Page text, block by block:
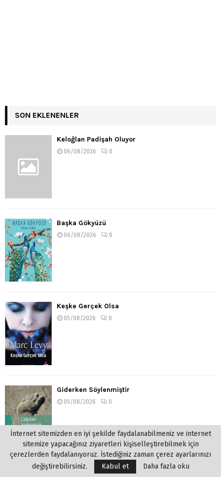
SON EKLENENLER
Keloğlan Padişah Oluyor
06/08/2026 0
Başka Gökyüzü
06/08/2026 0
Keşke Gerçek Olsa
05/08/2026 0
Giderken Söylenmiştir
05/08/2026 0
Eduardo Galeano – Ve Günler Yürümeye Başladı
İnternet sitemizden en iyi şekilde faydalanabilmeniz ve internet
sitemize yapacağınız ziyaretleri kişiselleştirebilmek için
çerezlerden faydalanıyoruz. İstediğiniz zaman çerez ayarlarınızı
değiştirebilirsiniz.
Kabul et Daha fazla oku